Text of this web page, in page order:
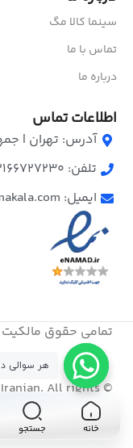
سینما کالا مگ
تماس با ما
درباره ما
اطلاعات تماس
آدرس: تهران |
تلفن: 02166727230
ایمیل: info@cinemakala.com
تمامی حقوق
Iranian. All rights
خانه جستجو
هر سوالی